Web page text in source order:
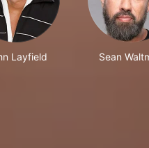
Layfield Sean